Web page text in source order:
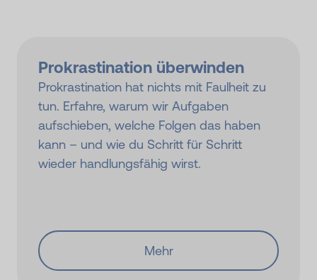
Prokrastination über­winden
Prokrastination hat nichts mit Faulheit zu
tun. Erfahre, warum wir Aufgaben
aufschieben, welche Folgen das haben
kann – und wie du Schritt für Schritt
wieder handlungsfähig wirst.
Mehr